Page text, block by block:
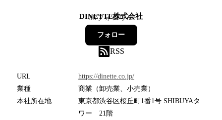
DINETTE株式会社
35フォロワー
フォロー
RSS
URL
https://dinette.co.jp/
業種
商業（卸売業、小売業）
本社所在地
東京都渋谷区桜丘町1番1号 SHIBUYAタ
ワー 21階